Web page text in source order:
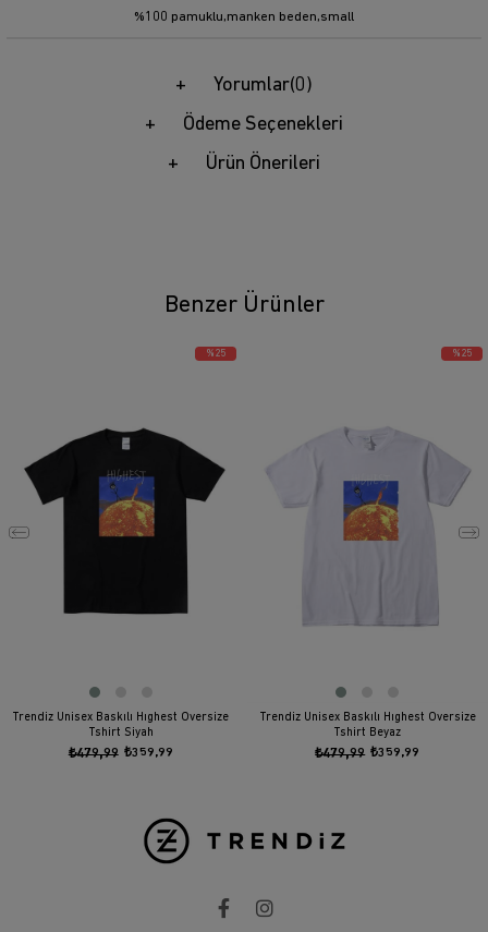
%100 pamuklu,manken beden,small
Yorumlar(0)
Ödeme Seçenekleri
Ürün Önerileri
Benzer Ürünler
Trendiz Unisex Baskılı Hıghest Oversize
Tshirt Siyah
₺359,99
₺479,99
%25
Trendiz Unisex Baskılı Hıghest Oversize
Tshirt Beyaz
₺359,99
₺479,99
%25